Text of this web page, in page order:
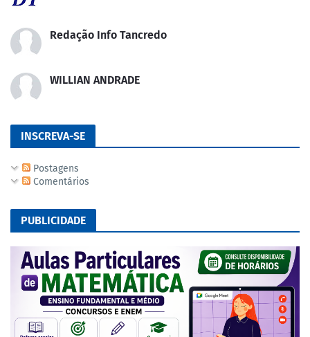
Redação Info Tancredo
WILLIAN ANDRADE
INSCREVA-SE
Postagens
Comentários
PUBLICIDADE